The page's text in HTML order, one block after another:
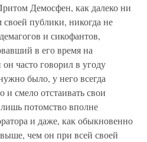
Де­мосфен, как далеко ни
пуб­лики, никогда не
и сико­фантов,
в его время на
часто говорил в угоду
было, у него всегда
и смело отстаивать свои
потомство вполне
и даже, как обыкновенно
выше, чем он при всей своей